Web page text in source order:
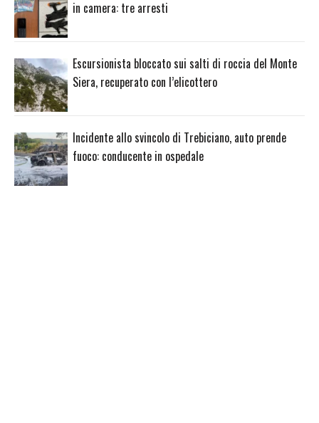
in camera: tre arresti
Escursionista bloccato sui salti di roccia del Monte
Siera, recuperato con l’elicottero
Incidente allo svincolo di Trebiciano, auto prende
fuoco: conducente in ospedale